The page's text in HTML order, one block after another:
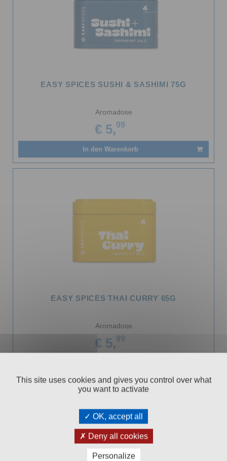
EASY SPICES SUSHI & SASHIMI 75G
Aromadose
€ 5,99
In den Warenkorb
EASY SPICES THAI CURRY 65G
Aromadose
€ 5,99
This site uses cookies and gives you control over what
you want to activate
OK, accept all
Deny all cookies
Personalize